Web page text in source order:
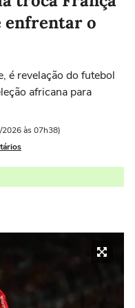
enfrentar o
é revelação do futebol
africana para
às 07h38)